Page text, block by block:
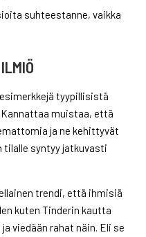
suhteestanne, vaikka
tyypillisistä
muistaa, että
ja ne kehittyvät
tilalle syntyy jatkuvasti
trendi, että ihmisiä
kuten Tinderin kautta
viedään rahat näin. Eli se